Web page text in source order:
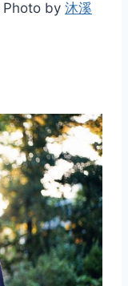
Photo by 沐溪